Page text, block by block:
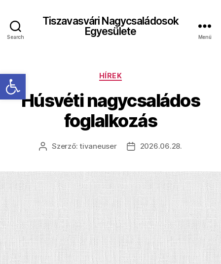
Eszköztár megnyitása
Search
Tiszavasvári Nagycsaládosok
Egyesülete
Menü
Kategóriák
HÍREK
Húsvéti nagycsaládos
foglalkozás
Bejegyzés
Szerző:tivaneuser
Bejegyzés
2026.06.28.